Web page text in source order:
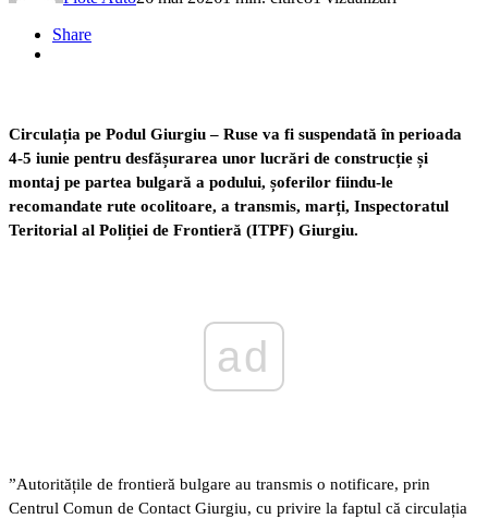
Share
Circulația pe Podul Giurgiu – Ruse va fi suspendată în perioada
4-5 iunie pentru desfășurarea unor lucrări de construcție și
montaj pe partea bulgară a podului, șoferilor fiindu-le
recomandate rute ocolitoare, a transmis, marți, Inspectoratul
Teritorial al Poliției de Frontieră (ITPF) Giurgiu.
ad
”Autoritățile de frontieră bulgare au transmis o notificare, prin
Centrul Comun de Contact Giurgiu, cu privire la faptul că circulația